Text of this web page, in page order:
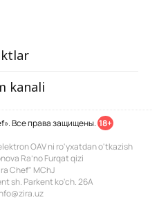
kanali
Все права защищены. 18+
OAV ni ro'yxatdan o'tkazish
Ra’no Furqat qizi
Chef" MChJ
sh. Parkent ko'ch. 26A